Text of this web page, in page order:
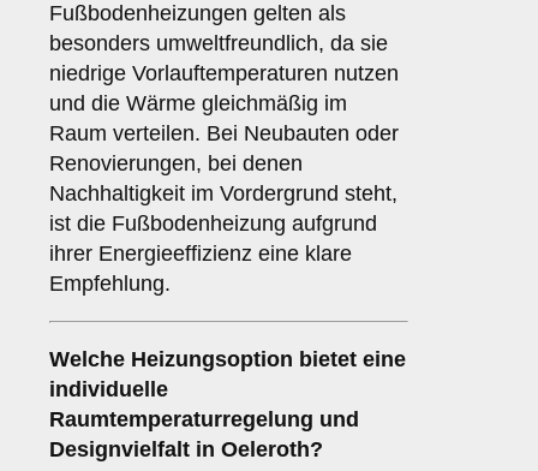
Fußbodenheizungen gelten als
besonders umweltfreundlich, da sie
niedrige Vorlauftemperaturen nutzen
und die Wärme gleichmäßig im
Raum verteilen. Bei Neubauten oder
Renovierungen, bei denen
Nachhaltigkeit im Vordergrund steht,
ist die Fußbodenheizung aufgrund
ihrer Energieeffizienz eine klare
Empfehlung.
Welche Heizungsoption bietet eine
individuelle
Raumtemperaturregelung und
Designvielfalt in Oeleroth?